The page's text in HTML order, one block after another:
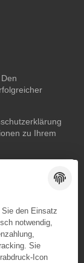
zu Ihrem
Sie den Einsatz
notwendig,
Sie
Icon